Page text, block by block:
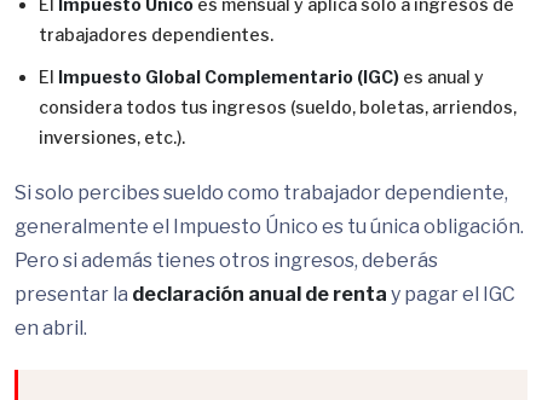
El Impuesto Único es mensual y aplica solo a ingresos de
trabajadores dependientes.
El Impuesto Global Complementario (IGC) es anual y
considera todos tus ingresos (sueldo, boletas, arriendos,
inversiones, etc.).
Si solo percibes sueldo como trabajador dependiente,
generalmente el Impuesto Único es tu única obligación.
Pero si además tienes otros ingresos, deberás
presentar la declaración anual de renta y pagar el IGC
en abril.